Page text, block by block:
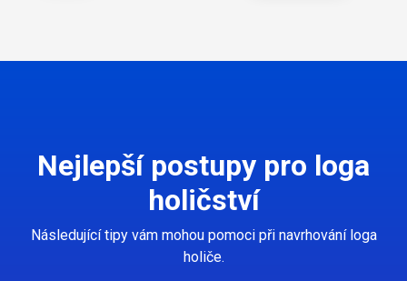
Nejlepší postupy pro loga
holičství
Následující tipy vám mohou pomoci při navrhování loga
holiče.